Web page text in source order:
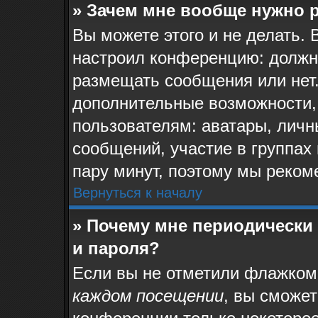
» Зачем мне вообще нужно
Вы можете этого и не делать.
настроил конференцию:
размещать сообщения или
дополнительные
пользователям: аватары,
сообщений, участие в группах
пару минут, поэтому мы
Вернуться к началу
» Почему мне
и пароля?
Если вы не отметили
каждом посещении, вы